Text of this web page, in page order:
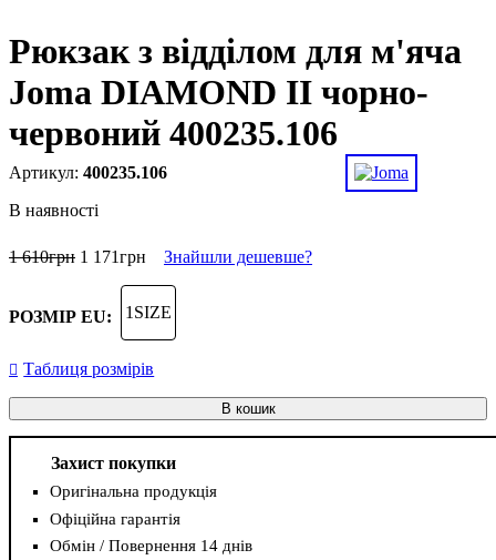
Рюкзак з відділом для м'яча
Joma DIAMOND II чорно-
червоний 400235.106
400235.106
В наявності
1 610грн 1 171грн Знайшли дешевше?
РОЗМІР EU: 1SIZE
Таблиця розмірів
В кошик
Захист покупки
Оригінальна продукція
Офіційна гарантія
Обмін / Повернення 14 днів